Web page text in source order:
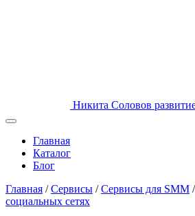
Никита Соловов
Главная
Каталог
Блог
Главная / Сервисы / Сервисы для SMM /
социальных сетях